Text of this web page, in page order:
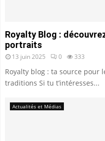
Royalty Blog :
portraits
13 juin 2025 0 333
Royalty blog : ta source pour
traditions Si tu t’intéresses...
Actualités et Médias